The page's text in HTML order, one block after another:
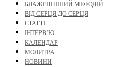
БЛАЖЕННІШИЙ МЕФОДІЙ
ВІД СЕРЦЯ ДО СЕРЦЯ
СТАТТІ
ІНТЕРВ’Ю
КАЛЕНДАР
МОЛИТВА
НОВИНИ